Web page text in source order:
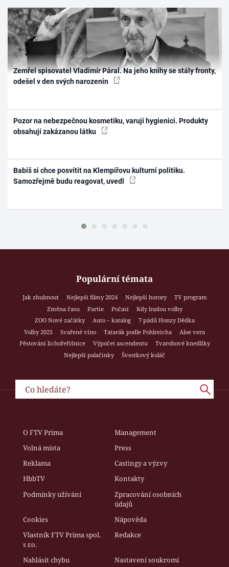
Zemřel spisovatel Vladimír Páral. Na jeho knihy se stály fronty,
odešel v den svých narozenin
Pozor na nebezpečnou kosmetiku, varují hygienici. Produkty
obsahují zakázanou látku
Babiš si chce posvítit na Klempířovu kulturní politiku.
Samozřejmě budu reagovat, uvedl
Populární témata
Jak zhubnout Nejlepší filmy 2024 Nejlepší horory
TV program
Změna času
Partie Počasí
Kdy budou volby
ZOO Nové začátky
Auto – katalog
7 pádů Honzy Dědka
Volby 2025
Svařené víno Tatarák podle Pohlreicha
Aloe vera
Pěstování lichořeřišnice
Výpočet ascendentu
Tvarohové knedlíky
Nejlepší palačinky
Švestkový koláč
O FTV Prima
Management
Volná místa
Press
Reklama
Castingy a výzvy
HbbTV
Kontakty
Podmínky užívání
Zpracování osobních
údajů
Cookies
Nápověda
Vlastník FTV Prima spol.
s r.o.
Redakce
Nahlásit chybu Nastavení soukromí